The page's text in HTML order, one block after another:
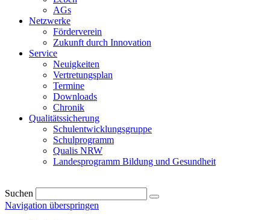
AGs
Netzwerke
Förderverein
Zukunft durch Innovation
Service
Neuigkeiten
Vertretungsplan
Termine
Downloads
Chronik
Qualitätssicherung
Schulentwicklungsgruppe
Schulprogramm
Qualis NRW
Landesprogramm Bildung und Gesundheit
Suchen
Navigation überspringen